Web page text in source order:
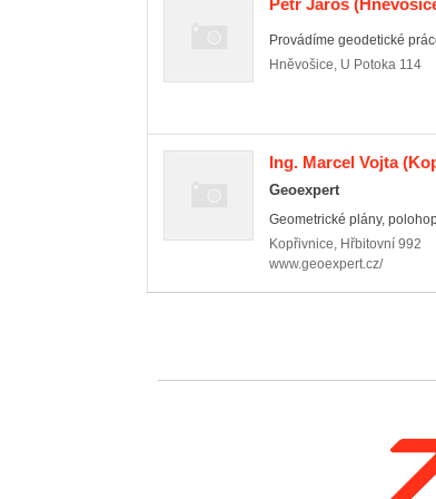
Petr Jaroš
Provádíme geodetické
Hněvošice, U Potoka 114
Ing. Marcel Vojta
Geoexpert
Geometrické plány,
Kopřivnice, Hřbitovní 992
www.geoexpert.cz/